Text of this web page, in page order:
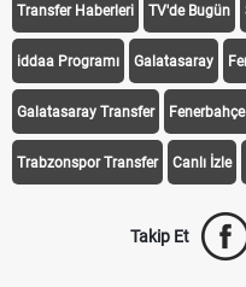
Transfer Haberleri TV'de Bugün
iddaa Programı Galatasaray
Galatasaray Transfer
Trabzonspor Transfer Canlı İzle
Takip Et